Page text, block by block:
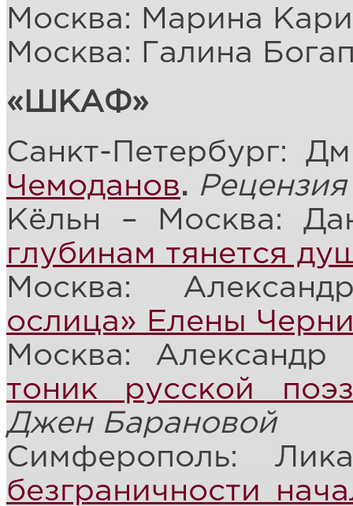
Москва: Марина
Москва: Галина
«ШКАФ»
Санкт-Петербург:
Чемоданов. Рецензия
Кёльн – Москва:
глубинам тянется
Москва:
ослица» Елены
Москва: Александр
тоник русской
Джен Барановой
Симферополь:
безграничности